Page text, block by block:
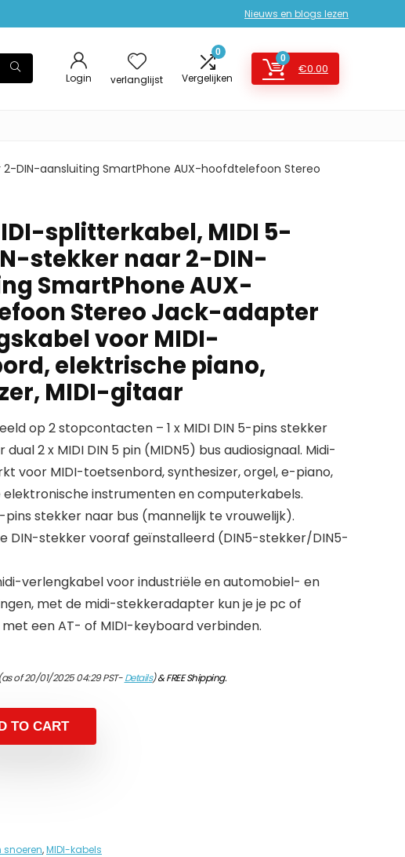
Nieuws en blogs lezen
Login verlanglijst
0
Vergelijken
0
€0.00
DIN-aansluiting SmartPhone AUX-hoofdtelefoon Stereo
splitterkabel, MIDI 5-
stekker naar 2-DIN-
SmartPhone AUX-
Stereo Jack-adapter
voor MIDI-
elektrische piano,
MIDI-gitaar
op 2 stopcontacten – 1 x MIDI DIN 5-pins stekker
2 x MIDI DIN 5 pin (MIDN5) bus audiosignaal. Midi-
voor MIDI-toetsenbord, synthesizer, orgel, e-piano,
instrumenten en computerkabels.
pins stekker naar bus (mannelijk te vrouwelijk).
DIN-stekker vooraf geïnstalleerd (DIN5-stekker/DIN5-
verlengkabel voor industriële en automobiel- en
met de midi-stekkeradapter kun je je pc of
een AT- of MIDI-keyboard verbinden.
of 20/01/2025 04:29 PST-Details)&FREE Shipping.
TO CART
snoeren,MIDI-kabels